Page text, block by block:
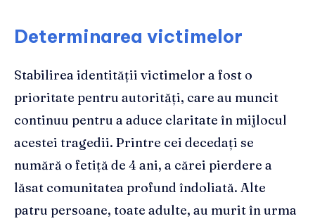
Determinarea victimelor
Stabilirea identității victimelor a fost o
prioritate pentru autorități, care au muncit
continuu pentru a aduce claritate în mijlocul
acestei tragedii. Printre cei decedați se
numără o fetiță de 4 ani, a cărei pierdere a
lăsat comunitatea profund îndoliată. Alte
patru persoane, toate adulte, au murit în urma